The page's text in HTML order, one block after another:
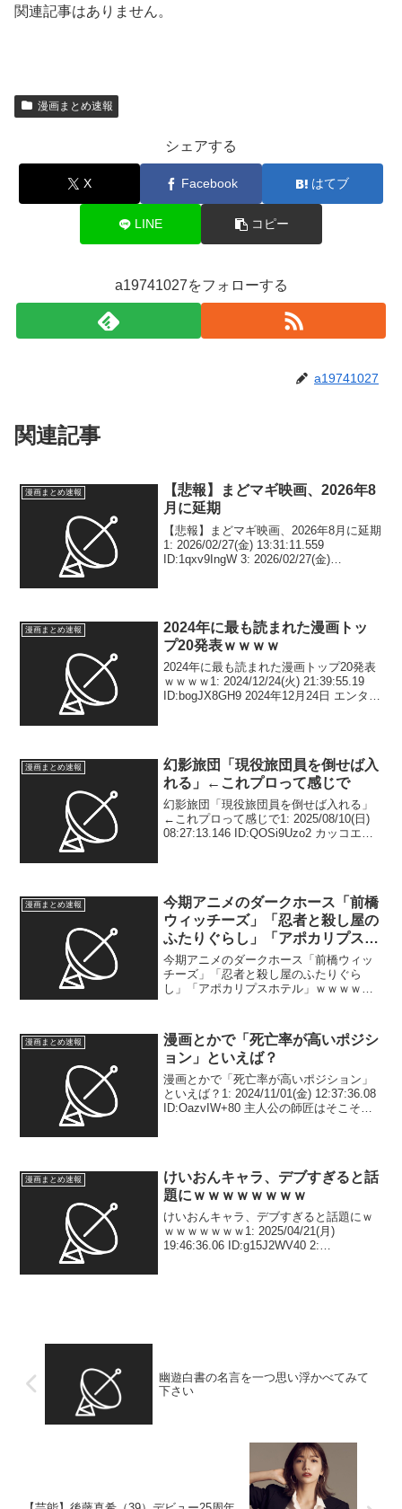
関連記事はありません。
漫画まとめ速報
シェアする
X Facebook はてブ
LINE コピー
a19741027をフォローする
a19741027
関連記事
漫画まとめ速報
【悲報】まどマギ映画、2026年8
月に延期
【悲報】まどマギ映画、2026年8月に延期
1: 2026/02/27(金) 13:31:11.559
ID:1qxv9IngW 3: 2026/02/27(金)
漫画まとめ速報
2024年に最も読まれた漫画トッ
プ20発表ｗｗｗｗ
2024年に最も読まれた漫画トップ20発表
ｗｗｗｗ1: 2024/12/24(火) 21:39:55.19
ID:bogJX8GH9 2024年12月24日 エンター
漫画まとめ速報
幻影旅団「現役旅団員を倒せば入
れる」←これプロって感じで
幻影旅団「現役旅団員を倒せば入れる」
←これプロって感じで1: 2025/08/10(日)
08:27:13.146 ID:QOSi9Uzo2 カッコエエ
漫画まとめ速報
今期アニメのダークホース「前橋
ウィッチーズ」「忍者と殺し屋の
ふたりぐらし」「アポカリプスホ
テル」ｗｗｗｗｗ
今期アニメのダークホース「前橋ウィッ
チーズ」「忍者と殺し屋のふたりぐら
し」「アポカリプスホテル」ｗｗｗｗｗ
スタもあるとか豊作やな ...
漫画まとめ速報
漫画とかで「死亡率が高いポジシ
ョン」といえば？
漫画とかで「死亡率が高いポジション」
といえば？1: 2024/11/01(金) 12:37:36.08
ID:OazvIW+80 主人公の師匠はそこそこ
漫画まとめ速報
けいおんキャラ、デブすぎると話
題にｗｗｗｗｗｗｗｗ
けいおんキャラ、デブすぎると話題にｗ
ｗｗｗｗｗｗｗ1: 2025/04/21(月)
19:46:36.06 ID:g15J2WV40 2:
幽遊白書の名言を一つ思い浮かべてみて
下さい